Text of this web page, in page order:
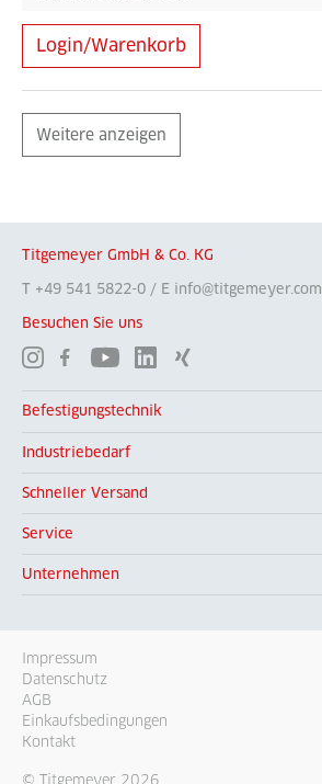
Login/Warenkorb
Weitere anzeigen
Titgemeyer GmbH & Co. KG
T +49 541 5822-0 / E info@titgemeyer.com
Besuchen Sie uns
Befestigungstechnik
Industriebedarf
Schneller Versand
Service
Unternehmen
Impressum
Datenschutz
AGB
Einkaufsbedingungen
Kontakt
© Titgemeyer 2026